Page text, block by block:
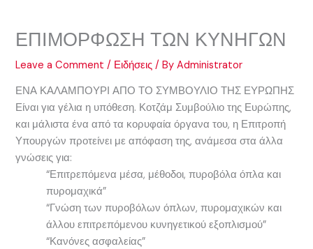
ΕΠΙΜΟΡΦΩΣΗ ΤΩΝ ΚΥΝΗΓΩΝ
Leave a Comment / Ειδήσεις / ByAdministrator
ΕΝΑ ΚΑΛΑΜΠΟΥΡΙ ΑΠΟ ΤΟ ΣΥΜΒΟΥΛΙΟ ΤΗΣ ΕΥΡΩΠΗΣ
Είναι για γέλια η υπόθεση. Κοτζάμ Συμβούλιο της Ευρώπης,
και μάλιστα ένα από τα κορυφαία όργανα του, η Επιτροπή
Υπουργών προτείνει με απόφαση της, ανάμεσα στα άλλα
γνώσεις για:
“Επιτρεπόμενα μέσα, μέθοδοι, πυροβόλα όπλα και
πυρομαχικά”
“Γνώση των πυροβόλων όπλων, πυρομαχικών και
άλλου επιτρεπόμενου κυνηγετικού εξοπλισμού”
“Κανόνες ασφαλείας”